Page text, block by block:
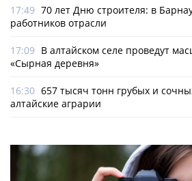
17:49 70 лет Дню строителя: в
работников отрасли
17:09 В алтайском селе проведут
«Сырная деревня»
16:30 657 тысяч тонн грубых и
алтайские аграрии